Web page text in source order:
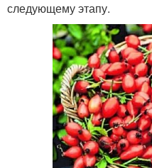
следующему этапу.